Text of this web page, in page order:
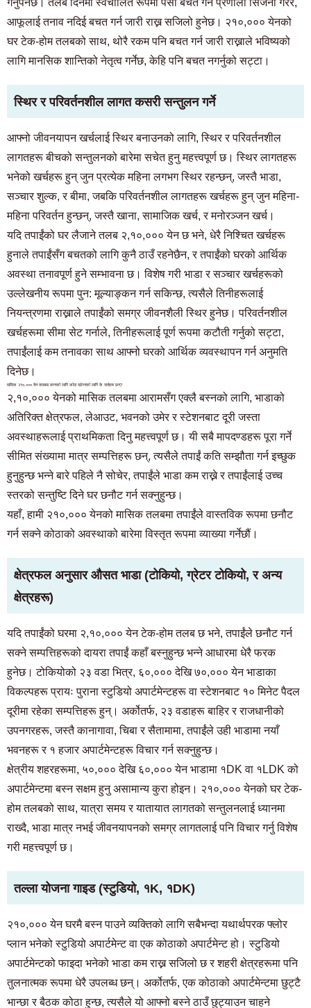
आफूलाई तनाव नदिई बचत गर्न जारी राख्न सजिलो हुनेछ। २१०,००० येनको
घर टेक-होम तलबको साथ, थोरै रकम पनि बचत गर्न जारी राख्नाले भविष्यको
लागि मानसिक शान्तिको नेतृत्व गर्नेछ, केहि पनि बचत नगर्नुको सट्टा।
स्थिर र परिवर्तनशील लागत कसरी सन्तुलन गर्ने
आफ्नो जीवनयापन खर्चलाई स्थिर बनाउनको लागि, स्थिर र परिवर्तनशील
लागतहरू बीचको सन्तुलनको बारेमा सचेत हुनु महत्त्वपूर्ण छ। स्थिर लागतहरू
भनेको खर्चहरू हुन् जुन प्रत्येक महिना लगभग स्थिर रहन्छन्, जस्तै भाडा,
सञ्चार शुल्क, र बीमा, जबकि परिवर्तनशील लागतहरू खर्चहरू हुन् जुन महिना-
महिना परिवर्तन हुन्छन्, जस्तै खाना, सामाजिक खर्च, र मनोरञ्जन खर्च।
यदि तपाईंको घर लैजाने तलब २,१०,००० येन छ भने, धेरै निश्चित खर्चहरू
हुनाले तपाईंसँग बचतको लागि कुनै ठाउँ रहनेछैन, र तपाईंको घरको आर्थिक
अवस्था तनावपूर्ण हुने सम्भावना छ। विशेष गरी भाडा र सञ्चार खर्चहरूको
उल्लेखनीय रूपमा पुन: मूल्याङ्कन गर्न सकिन्छ, त्यसैले तिनीहरूलाई
नियन्त्रणमा राख्नाले तपाईंको समग्र जीवनशैली स्थिर हुनेछ। परिवर्तनशील
खर्चहरूमा सीमा सेट गर्नाले, तिनीहरूलाई पूर्ण रूपमा कटौती गर्नुको सट्टा,
तपाईंलाई कम तनावका साथ आफ्नो घरको आर्थिक व्यवस्थापन गर्न अनुमति
दिनेछ।
मासिक २१०,००० येन तलबमा बस्नको लागि कोठा खोज्नको लागि के सर्तहरू छन्?
२,१०,००० येनको मासिक तलबमा आरामसँग एक्लै बस्नको लागि, भाडाको
अतिरिक्त क्षेत्रफल, लेआउट, भवनको उमेर र स्टेशनबाट दूरी जस्ता
अवस्थाहरूलाई प्राथमिकता दिनु महत्त्वपूर्ण छ। यी सबै मापदण्डहरू पूरा गर्ने
सीमित संख्यामा मात्र सम्पत्तिहरू छन्, त्यसैले तपाईं कति सम्झौता गर्न इच्छुक
हुनुहुन्छ भन्ने बारे पहिले नै सोचेर, तपाईंले भाडा कम राख्ने र तपाईंलाई उच्च
स्तरको सन्तुष्टि दिने घर छनौट गर्न सक्नुहुन्छ।
यहाँ, हामी २१०,००० येनको मासिक तलबमा तपाईंले वास्तविक रूपमा छनौट
गर्न सक्ने कोठाको अवस्थाको बारेमा विस्तृत रूपमा व्याख्या गर्नेछौं।
क्षेत्रफल अनुसार औसत भाडा (टोकियो, ग्रेटर टोकियो, र अन्य
क्षेत्रहरू)
यदि तपाईंको घरमा २,१०,००० येन टेक-होम तलब छ भने, तपाईंले छनौट गर्न
सक्ने सम्पत्तिहरूको दायरा तपाईं कहाँ बस्नुहुन्छ भन्ने आधारमा धेरै फरक
हुनेछ। टोकियोको २३ वडा भित्र, ६०,००० देखि ७०,००० येन भाडाका
विकल्पहरू प्रायः पुराना स्टुडियो अपार्टमेन्टहरू वा स्टेशनबाट १० मिनेट पैदल
दूरीमा रहेका सम्पत्तिहरू हुन्। अर्कोतर्फ, २३ वडाहरू बाहिर र राजधानीको
उपनगरहरू, जस्तै कानागावा, चिबा र सैतामामा, तपाईंले उही भाडामा नयाँ
भवनहरू र १ हजार अपार्टमेन्टहरू विचार गर्न सक्नुहुन्छ।
क्षेत्रीय शहरहरूमा, ५०,००० देखि ६०,००० येन भाडामा १DK वा १LDK को
अपार्टमेन्टमा बस्न सक्षम हुनु असामान्य कुरा होइन। २१०,००० येनको घर टेक-
होम तलबको साथ, यात्रा समय र यातायात लागतको सन्तुलनलाई ध्यानमा
राख्दै, भाडा मात्र नभई जीवनयापनको समग्र लागतलाई पनि विचार गर्नु विशेष
गरी महत्त्वपूर्ण छ।
तल्ला योजना गाइड (स्टुडियो, १K, १DK)
२१०,००० येन घरमै बस्न पाउने व्यक्तिको लागि सबैभन्दा यथार्थपरक फ्लोर
प्लान भनेको स्टुडियो अपार्टमेन्ट वा एक कोठाको अपार्टमेन्ट हो। स्टुडियो
अपार्टमेन्टको फाइदा भनेको भाडा कम राख्न सजिलो छ र शहरी क्षेत्रहरूमा पनि
तुलनात्मक रूपमा धेरै उपलब्ध छन्। अर्कोतर्फ, एक कोठाको अपार्टमेन्टमा छुट्टै
भान्छा र बैठक कोठा हुन्छ, त्यसैले यो आफ्नो बस्ने ठाउँ छुट्याउन चाहने
बस्न चाहनेहरू र बासिन्दाहरूको लागि मात्र
03-6712-4344